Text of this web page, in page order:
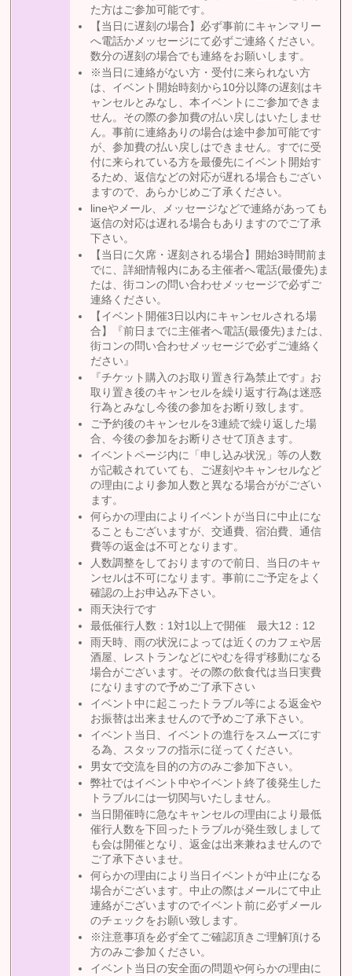
た方はご参加可能です。
【当日に遅刻の場合】必ず事前にキャンマリー
へ電話かメッセージにて必ずご連絡ください。
数分の遅刻の場合でも連絡をお願いします。
※当日に連絡がない方・受付に来られない方
は、イベント開始時刻から10分以降の遅刻はキ
ャンセルとみなし、本イベントにご参加できま
せん。その際の参加費の払い戻しはいたしませ
ん。事前に連絡ありの場合は途中参加可能です
が、参加費の払い戻しはできません。すでに受
付に来られている方を最優先にイベント開始す
るため、返信などの対応が遅れる場合もござい
ますので、あらかじめご了承ください。
lineやメール、メッセージなどで連絡があっても
返信の対応は遅れる場合もありますのでご了承
下さい。
【当日に欠席・遅刻される場合】開始3時間前ま
でに、詳細情報内にある主催者へ電話(最優先)ま
たは、街コンの問い合わせメッセージで必ずご
連絡ください。
【イベント開催3日以内にキャンセルされる場
合】『前日までに主催者へ電話(最優先)または、
街コンの問い合わせメッセージで必ずご連絡く
ださい』
『チケット購入のお取り置き行為禁止です』お
取り置き後のキャンセルを繰り返す行為は迷惑
行為とみなし今後の参加をお断り致します。
ご予約後のキャンセルを3連続で繰り返した場
合、今後の参加をお断りさせて頂きます。
イベントページ内に「申し込み状況」等の人数
が記載されていても、ご遅刻やキャンセルなど
の理由により参加人数と異なる場合ががござい
ます。
何らかの理由によりイベントが当日に中止にな
ることもございますが、交通費、宿泊費、通信
費等の返金は不可となります。
人数調整をしておりますので前日、当日のキャ
ンセルは不可になります。事前にご予定をよく
確認の上お申込み下さい。
雨天決行です
最低催行人数：1対1以上で開催 最大12：12
雨天時、雨の状況によっては近くのカフェや居
酒屋、レストランなどにやむを得ず移動になる
場合がございます。その際の飲食代は当日実費
になりますので予めご了承下さい
イベント中に起こったトラブル等による返金や
お振替は出来ませんので予めご了承下さい。
イベント当日、イベントの進行をスムーズにす
る為、スタッフの指示に従ってください。
男女で交流を目的の方のみご参加下さい。
弊社ではイベント中やイベント終了後発生した
トラブルには一切関与いたしません。
当日開催時に急なキャンセルの理由により最低
催行人数を下回ったトラブルが発生致しまして
も会は開催となり、返金は出来兼ねませんので
ご了承下さいませ。
何らかの理由により当日イベントが中止になる
場合がございます。中止の際はメールにて中止
連絡がございますのでイベント前に必ずメール
のチェックをお願い致します。
※注意事項を必ず全てご確認頂きご理解頂ける
方のみご参加ください。
イベント当日の安全面の問題や何らかの理由に